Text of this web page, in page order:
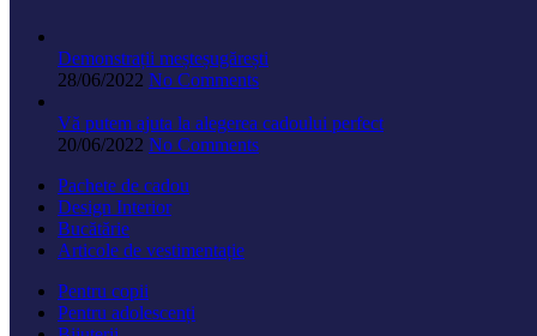
Demonstrații meșteșugărești
28/06/2022 No Comments
Vă putem ajuta la alegerea cadoului perfect
20/06/2022 No Comments
Pachete de cadou
Design Interior
Bucătărie
Articole de vestimentație
Pentru copii
Pentru adolescenți